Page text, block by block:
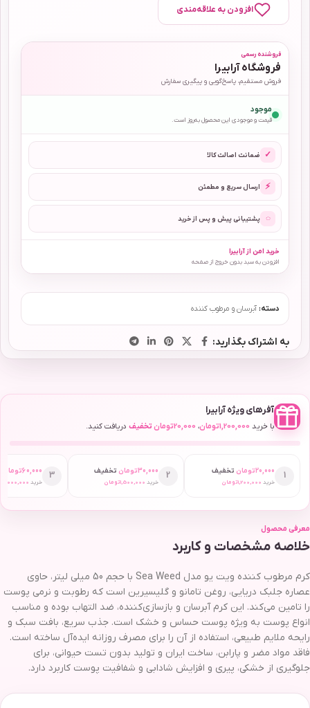
افزودن به علاقه‌مندی
فروشنده رسمی
فروشگاه آرابیرا
فروش مستقیم، پاسخ‌گویی و پیگیری سفارش
موجود
قیمت و موجودی این محصول به‌روز است.
✓ ضمانت اصالت کالا
⚡ ارسال سریع و مطمئن
◌ پشتیبانی پیش و پس از خرید
خرید امن از آرابیرا
افزودن به سبد بدون خروج از صفحه
دسته: آبرسان و مرطوب کننده
به اشتراک بگذارید:
آفرهای ویژه آرابیرا
با خرید 1,200,000تومان، 20,000تومان تخفیف دریافت کنید.
1
20,000تومان تخفیف
خرید 1,200,000تومان
2
30,000تومان تخفیف
خرید 1,500,000تومان
3
60,000تومان
خرید 2,000,000
معرفی محصول
خلاصه مشخصات و کاربرد
کرم مرطوب کننده ویت یو مدل Sea Weed با حجم 50 میلی لیتر، حاوی
عصاره جلبک دریایی، روغن تامانو و گلیسیرین است که رطوبت و نرمی پوست
را تامین می‌کند. این کرم آبرسان و بازسازی‌کننده، ضد التهاب بوده و مناسب
انواع پوست به ویژه پوست حساس و خشک است. جذب سریع، بافت سبک و
رایحه ملایم طبیعی، استفاده از آن را برای مصرف روزانه ایده‌آل ساخته است.
فاقد مواد مضر و پارابن، ساخت ایران و تولید بدون تست حیوانی، برای
جلوگیری از خشکی، پیری و افزایش شادابی و شفافیت پوست کاربرد دارد.